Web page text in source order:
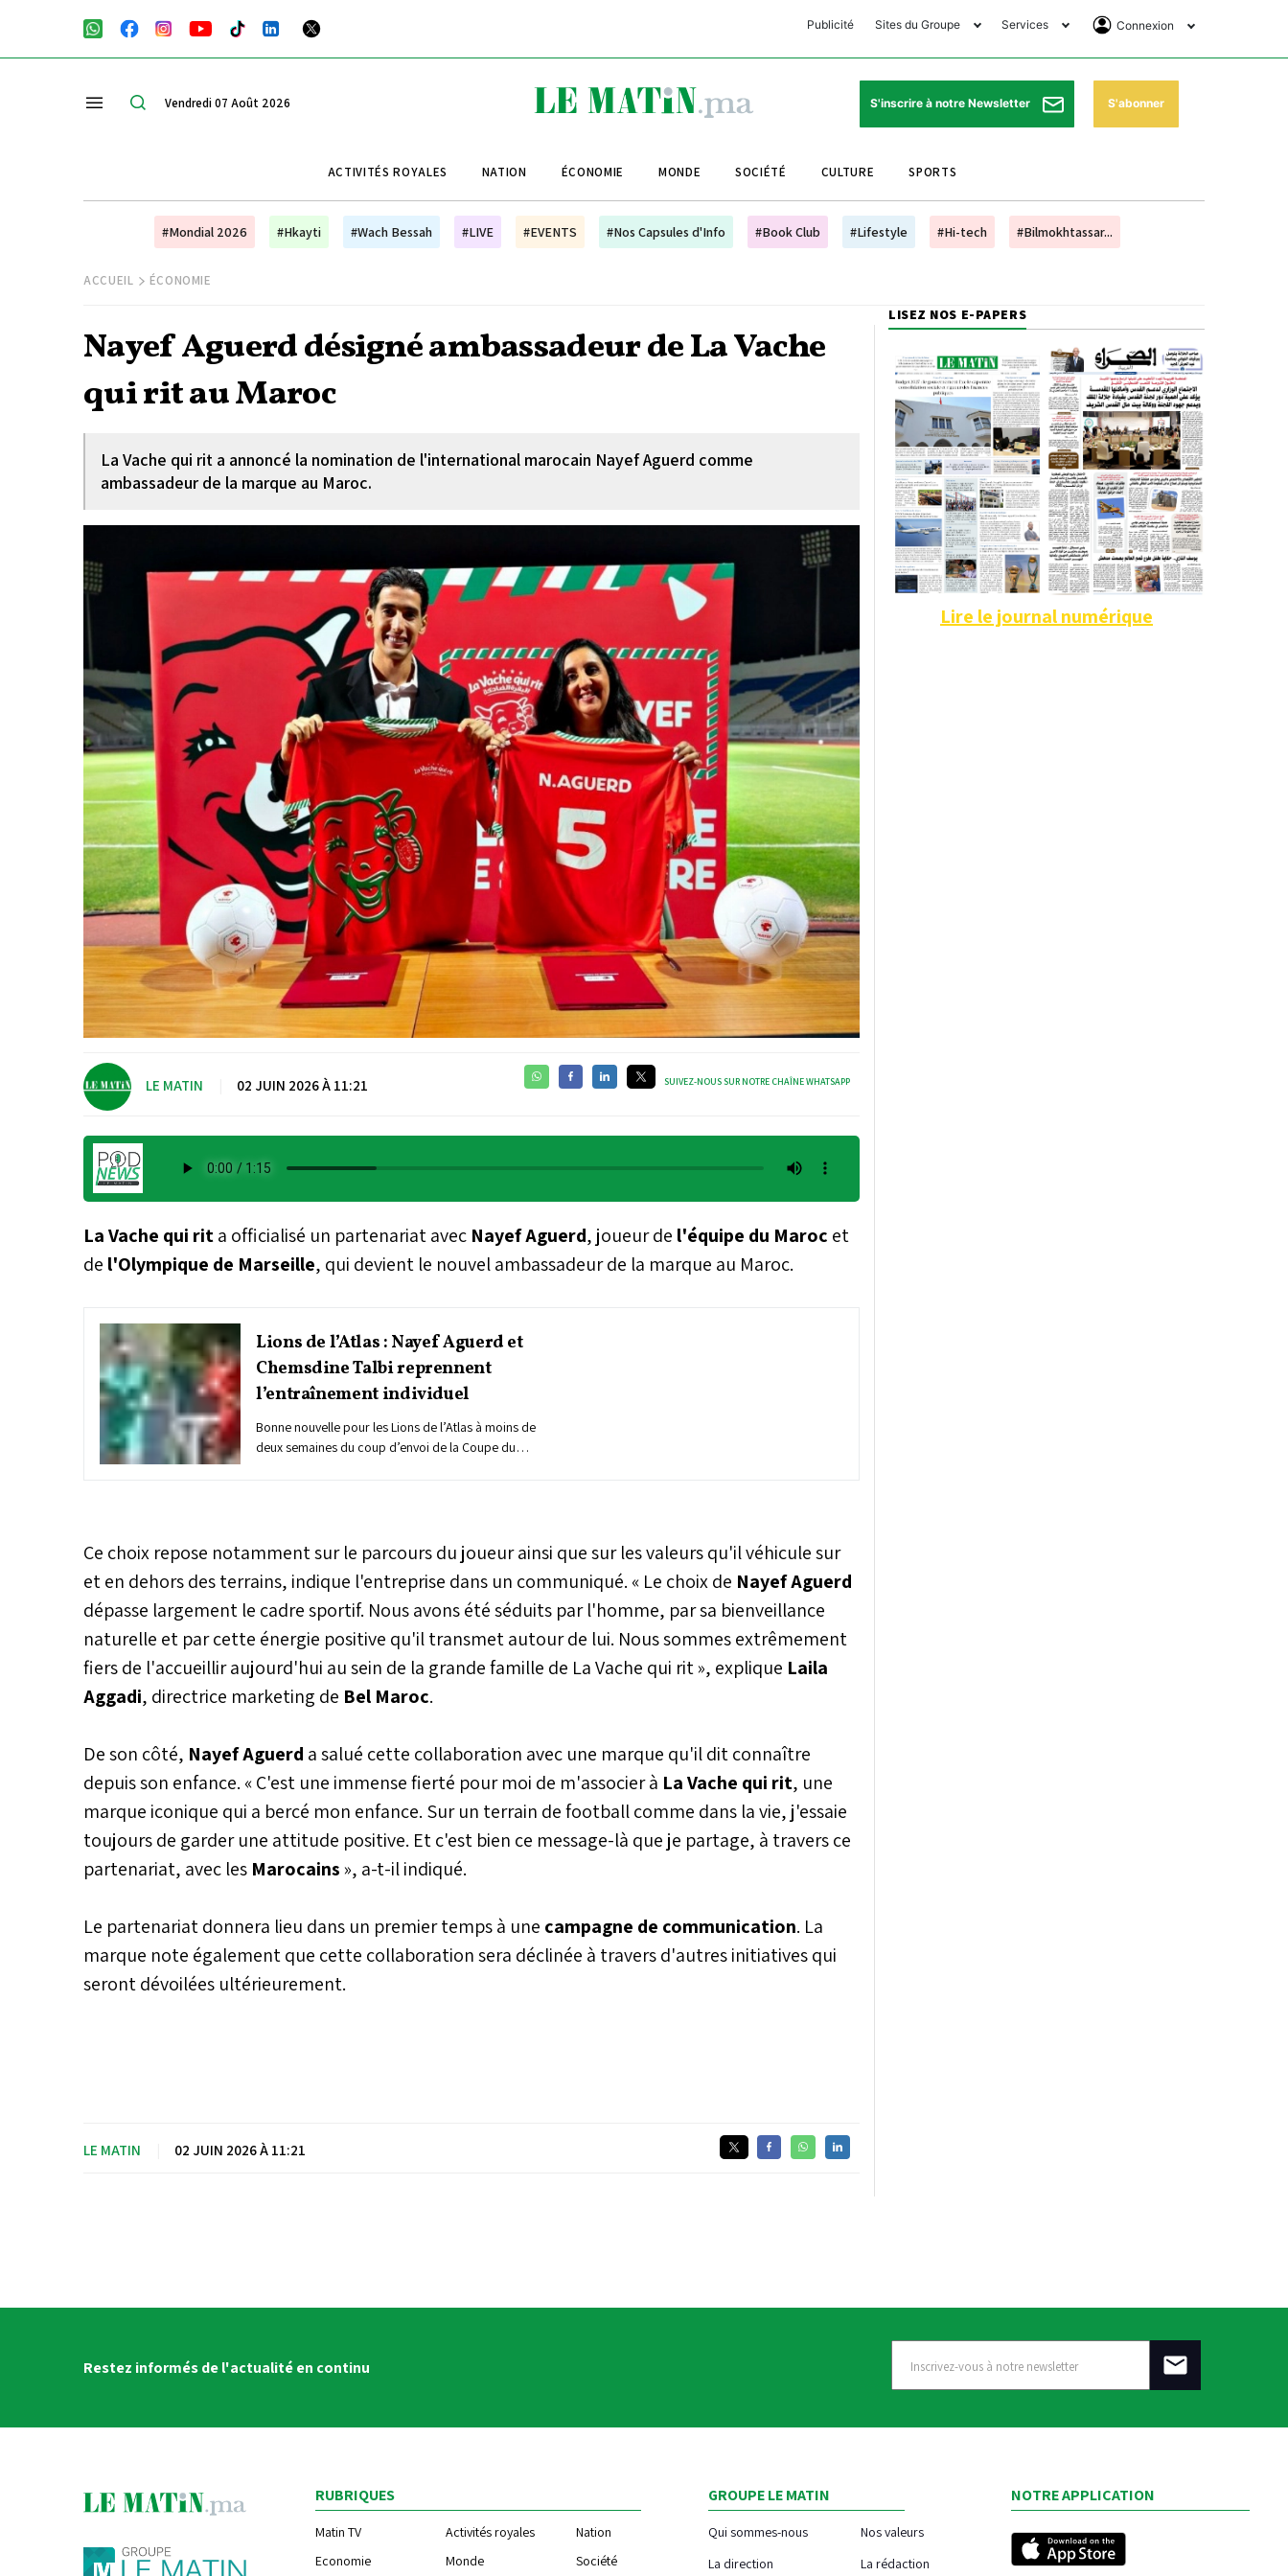
Publicité Sites du Groupe
Club Avantages
Le Matin Sports
Le Matin Store
Le Matin Annonces
Morocco Today Forum
Bookclub
Services
Horaires de prières
Pharmacies de garde
Programme TV
Cinéma
Connexion
Se Connecter
Abonnement
Vendredi 07 Août 2026 S'inscrire à notre Newsletter S'abonner
ACTIVITÉS ROYALES NATION ÉCONOMIE MONDE SOCIÉTÉ CULTURE SPORTS
#Mondial 2026 #Hkayti #Wach Bessah #LIVE #EVENTS #Nos Capsules d'Info #Book Club #Lifestyle #Hi-tech #Bilmokhtassar...
ACCUEIL ÉCONOMIE
Nayef Aguerd désigné ambassadeur de La Vache
qui rit au Maroc
La Vache qui rit a annoncé la nomination de l'international marocain Nayef Aguerd comme
ambassadeur de la marque au Maroc.
LE MATIN 02 JUIN 2026 À 11:21 SUIVEZ-NOUS SUR NOTRE CHAÎNE WHATSAPP
La Vache qui rita officialisé un partenariat avec Nayef Aguerd, joueur de l'équipe du Maroc et
de l'Olympique de Marseille, qui devient le nouvel ambassadeur de la marque au Maroc.
Lions de l’Atlas : Nayef Aguerd et
Chemsdine Talbi reprennent
l’entraînement individuel
Bonne nouvelle pour les Lions de l’Atlas à moins de
deux semaines du coup d’envoi de la Coupe du
retours progressifs qui confortent l’optimisme du
staff technique marocain avant le départ vers les
États-Unis.
Ce choix repose notamment sur le parcours du joueur ainsi que sur les valeurs qu'il véhicule sur
et en dehors des terrains, indique l'entreprise dans un communiqué. « Le choix de Nayef Aguerd
dépasse largement le cadre sportif. Nous avons été séduits par l'homme, par sa bienveillance
naturelle et par cette énergie positive qu'il transmet autour de lui. Nous sommes extrêmement
fiers de l'accueillir aujourd'hui au sein de la grande famille de La Vache qui rit », explique Laila
Aggadi, directrice marketing de Bel Maroc.
De son côté, Nayef Aguerd a salué cette collaboration avec une marque qu'il dit connaître
depuis son enfance. « C'est une immense fierté pour moi de m'associer à La Vache qui rit, une
marque iconique qui a bercé mon enfance. Sur un terrain de football comme dans la vie, j'essaie
toujours de garder une attitude positive. Et c'est bien ce message-là que je partage, à travers ce
partenariat, avec les Marocains», a-t-il indiqué.
Le partenariat donnera lieu dans un premier temps à une campagne de communication. La
marque note également que cette collaboration sera déclinée à travers d'autres initiatives qui
seront dévoilées ultérieurement.
LE MATIN 02 JUIN 2026 À 11:21
LISEZ NOS E-PAPERS
Lire le journal numérique
Restez informés de l'actualité en continu
RUBRIQUES
Matin TV Activités royales
Nation
Economie
Monde Société
GROUPE LE MATIN
Qui sommes-nous
Nos valeurs
La direction
La rédaction
NOTRE APPLICATION